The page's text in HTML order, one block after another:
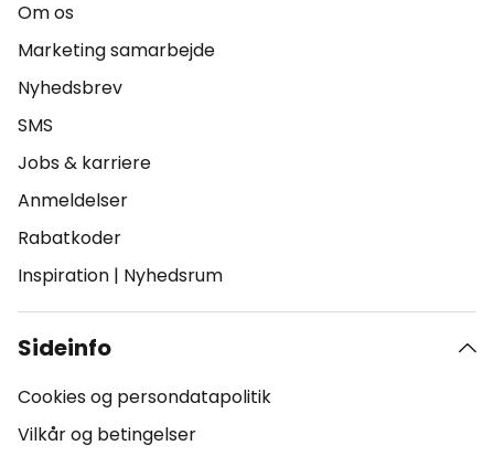
Om os
Marketing samarbejde
Nyhedsbrev
SMS
Jobs & karriere
Anmeldelser
Rabatkoder
Inspiration | Nyhedsrum
Sideinfo
Cookies og persondatapolitik
Vilkår og betingelser